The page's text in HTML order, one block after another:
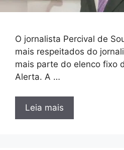
O jornalista Percival de
mais respeitados do
mais parte do elenco fixo
Alerta. A …
Leia mais